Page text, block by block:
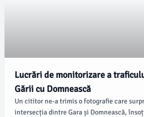
Lucrări de monitorizare a
Gării cu Domnească
Un cititor ne-a trimis o fotografie care
intersecția dintre Gara și Domnească,